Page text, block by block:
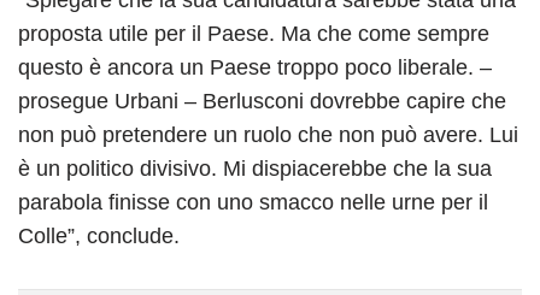
proposta utile per il Paese. Ma che come sempre
questo è ancora un Paese troppo poco liberale. –
prosegue Urbani – Berlusconi dovrebbe capire che
non può pretendere un ruolo che non può avere. Lui
è un politico divisivo. Mi dispiacerebbe che la sua
parabola finisse con uno smacco nelle urne per il
Colle”, conclude.